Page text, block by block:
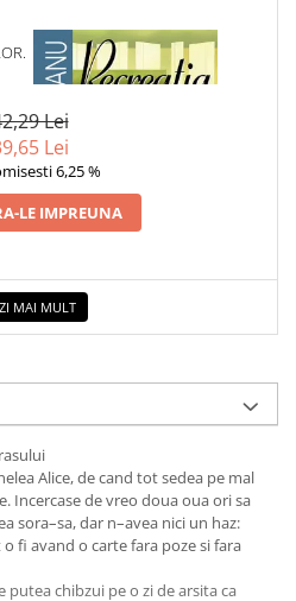
1 x RECREATIA MARE
Lei
Lei
6,25 %
LE IMPREUNA
MAI MULT
Alice, de cand tot sedea pe mal
Incercase de vreo doua oua ori sa
sora–sa, dar n–avea nici un haz:
o fi avand o carte fara poze si fara
putea chibzui pe o zi de arsita ca